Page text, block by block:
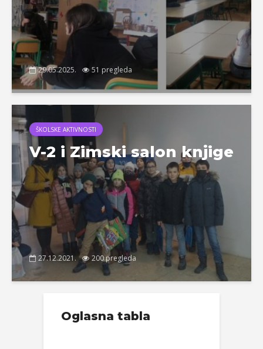
29.05.2025. 51 pregleda
ŠKOLSKE AKTIVNOSTI
V-2 i Zimski salon knjige
27.12.2021. 200 pregleda
Oglasna tabla